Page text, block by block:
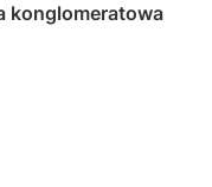
konglomeratowa